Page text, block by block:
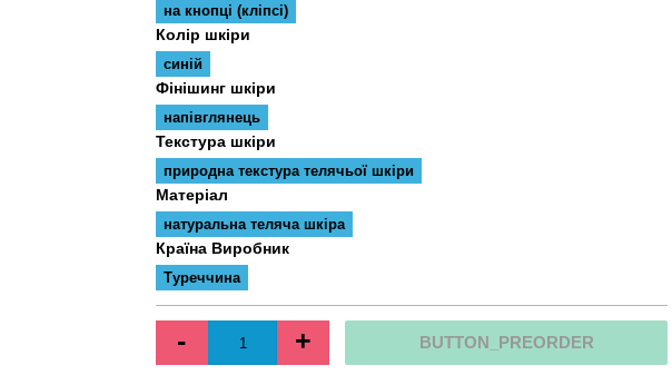
на кнопці (кліпсі)
Колір шкіри
синій
Фінішинг шкіри
напівглянець
Текстура шкіри
природна текстура телячьої шкіри
Матеріал
натуральна теляча шкіра
Країна Виробник
Туреччина
- + BUTTON_PREORDER